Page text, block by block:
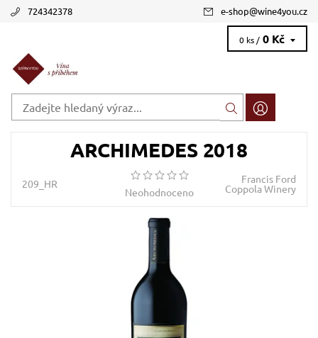
724342378 e-shop@wine4you.cz
0 ks / 0 Kč
ARCHIMEDES 2018
209_HR
Neohodnoceno
Francis Ford
Coppola Winery